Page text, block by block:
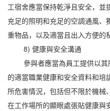
工宿舍應當保持乾淨且安全，
充足的照明和充足的空調通風
重物品，以及適當且出入方便的
8) 健康與安全溝通
參與者應當為員工提供以其
的適當職業健康和安全資料和
所危害情況，包括但不限於機械
在工作場所的顯眼處張貼健康與